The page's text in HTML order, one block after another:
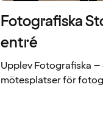
Fotografiska
entré
Upplev Fotografiska
mötesplatser för